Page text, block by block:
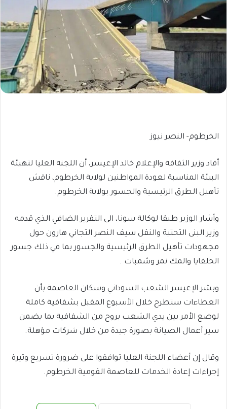
الخرطوم- النصر نيوز
أفاد وزير الثقافة والإعلام خالد الإعيسر، أن اللجنة العليا لتهيئة
البيئة المناسبة لعودة المواطنين لولاية الخرطوم، ناقش
تأهيل الطرق الرئيسية والجسور بولاية الخرطوم.
وأشار الوزير طبقا لوكالة سونا، الى التقرير الضافي الذي قدمه
وزير البنى التحتية والنقل سيف النصر التجاني هارون حول
مجهودات تأهيل الطرق الرئيسية والجسور بما في ذلك جسور
الحلفايا والمك نمر وشمبات .
وبشر الإعيسر الشعب السوداني وسكان العاصمة بأن
العطاءات ستطرح خلال الأسبوع المقبل بشفافية كاملة
لوضع الأمر بين يدي الشعب بروح من الشفافية بما يضمن
سير أعمال الصيانة بصورة جيدة من خلال شركات مؤهلة.
وقال إن أعضاء اللجنة العليا توافقوا على ضرورة تسريع وتيرة
إجراءات إعادة الخدمات للعاصمة القومية الخرطوم.